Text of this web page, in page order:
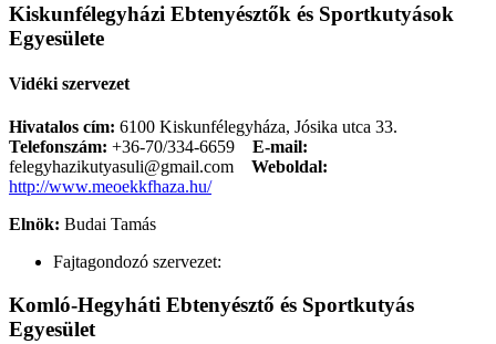
Kiskunfélegyházi Ebtenyésztők és Sportkutyások
Egyesülete
Vidéki szervezet
Hivatalos cím: 6100 Kiskunfélegyháza, Jósika utca 33.
Telefonszám: +36-70/334-6659
E-mail:
felegyhazikutyasuli@gmail.com
Weboldal:
http://www.meoekkfhaza.hu/
Elnök: Budai Tamás
Fajtagondozó szervezet:
Komló-Hegyháti Ebtenyésztő és Sportkutyás
Egyesület